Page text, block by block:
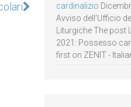
cardinalizio
Avviso dell’Ufficio
Liturgiche The post
2021: Possesso
first on ZENIT -